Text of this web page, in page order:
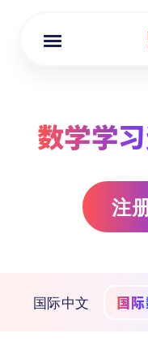
数学学
注
国际中文 国